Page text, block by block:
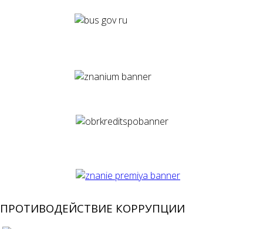
ПРОТИВОДЕЙСТВИЕ КОРРУПЦИИ